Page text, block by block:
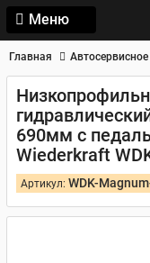
Меню
Главная
690мм с
Wiederkraft
Артикул: WDK-